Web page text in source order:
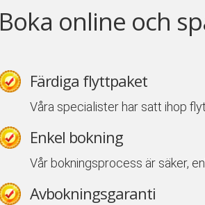
Boka online och
Färdiga flyttpaket
Våra specialister har satt ihop
Enkel bokning
Vår bokningsprocess är säker,
Avbokningsgaranti